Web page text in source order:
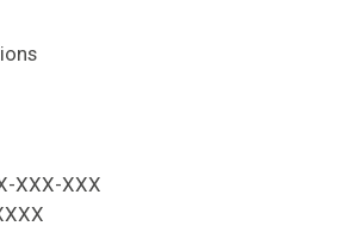
XXX-XXX